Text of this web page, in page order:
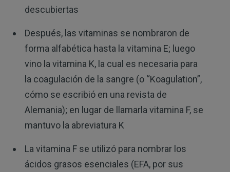
descubiertas
Después, las vitaminas se nombraron de
forma alfabética hasta la vitamina E; luego
vino la vitamina K, la cual es necesaria para
la coagulación de la sangre (o “Koagulation”,
cómo se escribió en una revista de
Alemania); en lugar de llamarla vitamina F, se
mantuvo la abreviatura K
La vitamina F se utilizó para nombrar los
ácidos grasos esenciales (EFA, por sus